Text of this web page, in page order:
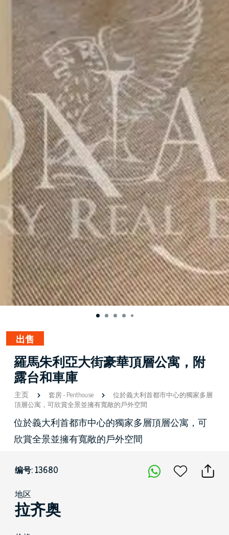
出售
羅馬朱利亞大街豪華頂層公寓，附
露台和車庫
主页 套房-Penthouse
位於義大利首都市中心的獨家多層
頂層公寓，可欣賞全景並擁有寬敞的戶外空間
位於義大利首都市中心的獨家多層頂層公寓，可
欣賞全景並擁有寬敞的戶外空間
编号: 13680
地区
拉齐奥